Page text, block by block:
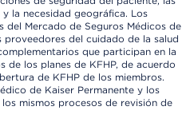
la necesidad geográfica. Los
del Mercado de Seguros Médicos de
proveedores del cuidado de la salud
que participan en la
los planes de KFHP, de acuerdo
de KFHP de los miembros.
de Kaiser Permanente y los
mismos procesos de revisión de